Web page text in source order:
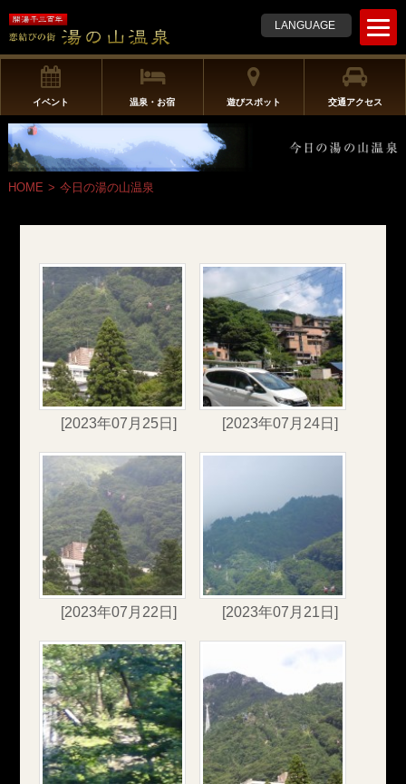
t
o
g
l
n
LANGUAGE
イベント 温泉・お宿 遊びスポット 交通アクセス
HOME > 今日の湯の山温泉
[2023年07月25日] [2023年07月24日]
[2023年07月22日] [2023年07月21日]